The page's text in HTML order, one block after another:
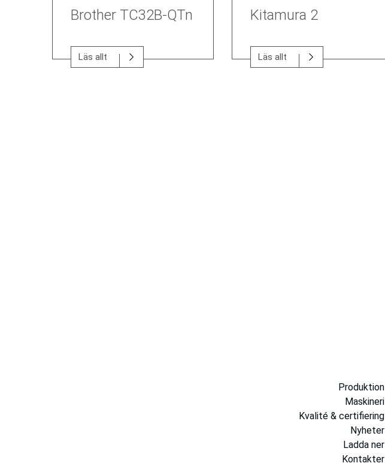
Brother TC32B-QTn
Läs allt
Kitamura 2
Läs allt
Produktion
Maskineri
Kvalité & certifiering
Nyheter
Ladda ner
Kontakter